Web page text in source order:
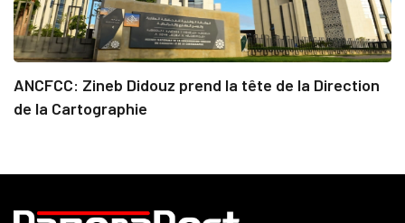
ANCFCC: Zineb Didouz prend la tête de la Direction
de la Cartographie